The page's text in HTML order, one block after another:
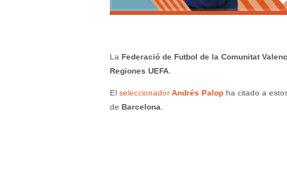
La Federació de Futbol de la Comunitat
Regiones UEFA.
El seleccionadorAndrés Palopha citado a
de Barcelona